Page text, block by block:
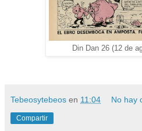
Din Dan 26 (12 de
Tebeosytebeos en 11:04 No hay
Compartir